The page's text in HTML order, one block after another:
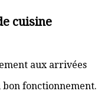
cuisine
aux arrivées
bon fonctionnement.